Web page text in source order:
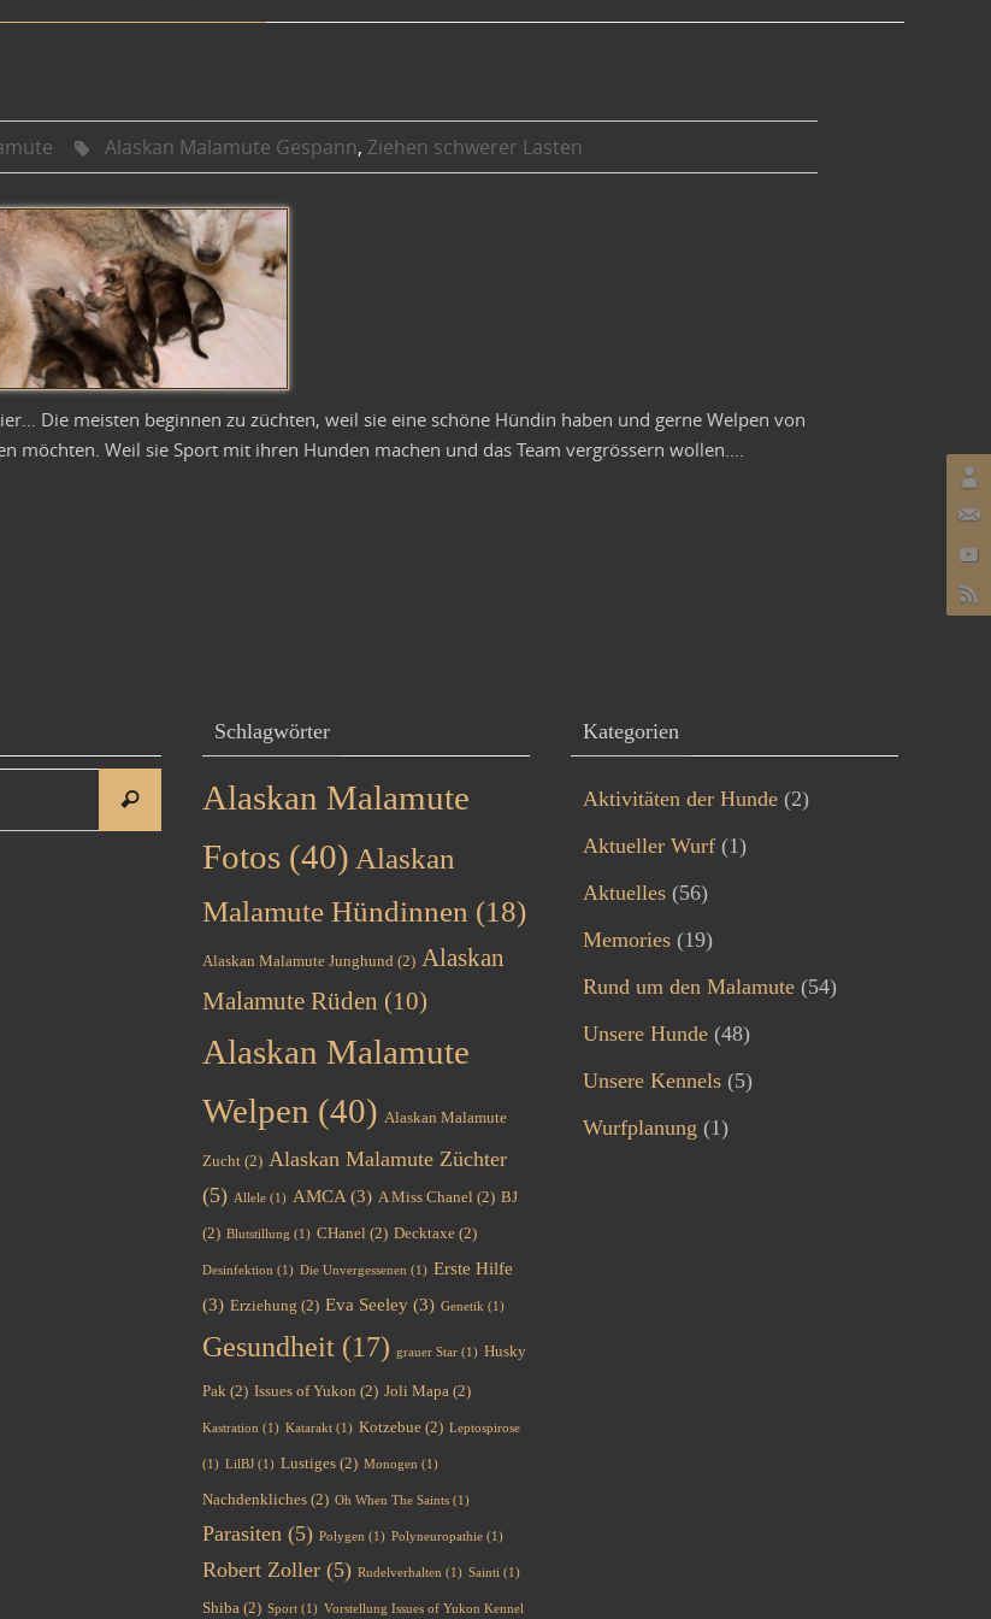
Alaskan Malamute Gespann, Ziehen schwerer Lasten
Die meisten beginnen zu züchten, weil sie eine schöne Hündin haben und gerne Welpen von
Weil sie Sport mit ihren Hunden machen und das Team vergrössern wollen….
Suchen
Suchen
Schlagwörter
Alaskan Malamute
Fotos (40) Alaskan
Malamute Hündinnen (18)
Alaskan Malamute Junghund (2) Alaskan
Malamute Rüden (10)
Alaskan Malamute
Welpen (40) Alaskan Malamute
Zucht (2) Alaskan Malamute Züchter
(5) Allele (1) AMCA (3) A Miss Chanel (2) BJ
(2) Blutstillung (1) CHanel (2) Decktaxe (2)
Desinfektion (1) Die Unvergessenen (1) Erste Hilfe
(3) Erziehung (2) Eva Seeley (3) Genetik (1)
Gesundheit (17) grauer Star (1) Husky
Pak (2) Issues of Yukon (2) Joli Mapa (2)
Kastration (1) Katarakt (1) Kotzebue (2) Leptospirose
(1) LilBJ (1) Lustiges (2) Monogen (1)
Nachdenkliches (2) Oh When The Saints (1)
Parasiten (5) Polygen (1) Polyneuropathie (1)
Robert Zoller (5) Rudelverhalten (1) Sainti (1)
Shiba (2) Sport (1) Vorstellung Issues of Yukon Kennel
Kategorien
Aktivitäten der Hunde (2)
Aktueller Wurf (1)
Aktuelles (56)
Memories (19)
Rund um den Malamute (54)
Unsere Hunde (48)
Unsere Kennels (5)
Wurfplanung (1)